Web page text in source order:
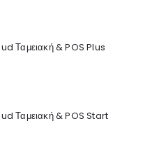
Ταμειακή & POS Plus
Ταμειακή & POS Start